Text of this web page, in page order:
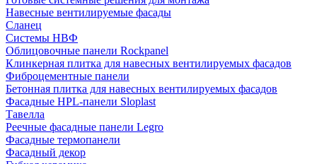
Навесные вентилируемые фасады
Сланец
Системы НВФ
Облицовочные панели Rockpanel
Клинкерная плитка для навесных вентилируемых фасадов
Фиброцементные панели
Бетонная плитка для навесных вентилируемых фасадов
Фасадные HPL-панели Sloplast
Тавелла
Реечные фасадные панели Legro
Фасадные термопанели
Фасадный декор